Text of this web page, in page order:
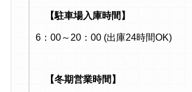
【駐車場入庫時間】
6：00～20：00 (出庫24時間OK)
【冬期営業時間】